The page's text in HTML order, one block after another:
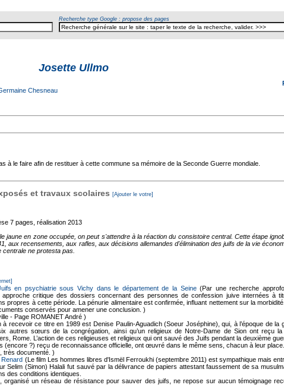
Recherche type Google : propose des pages
Josette Ullmo
Chesneau
à le faire afin de restituer à cette commune sa mémoire de la Seconde Guerre mondiale.
et travaux scolaires [Ajouter le votre]
7 pages, réalisation 2013
jaune en zone occupée, on peut s'attendre à la réaction du consistoire central. Cette étape
aux recensements, aux rafles, aux décisions allemandes d'élimination des juifs de la vie
ne protesta pas.
en psychiatrie sous Vichy dans le département de la Seine(Par une recherche
critique des dossiers concernant des personnes de confession juive internées à
à cette période. La pénurie alimentaire est confirmée, influant nettement sur la
conservés pour amener une conclusion. )
- Page ROMANET André )
recevoir ce titre en 1989 est Denise Paulin-Aguadich (Soeur Joséphine), qui, à l’époque de la
autres sœurs de la congrégation, ainsi qu’un religieux de Notre-Dame de Sion ont reçu
Rome. L’action de ces religieuses et religieux qui ont sauvé des Juifs pendant la deuxième
(encore ?) reçu de reconnaissance officielle, ont œuvré dans le même sens, chacun à leur
très documenté. )
Renard (Le film Les hommes libres d'Ismël Ferroukhi (septembre 2011) est sympathique mais
(Simon) Halali fut sauvé par la délivrance de papiers attestant faussement de sa
des conditions identiques.
un réseau de résistance pour sauver des juifs, ne repose sur aucun témoignage